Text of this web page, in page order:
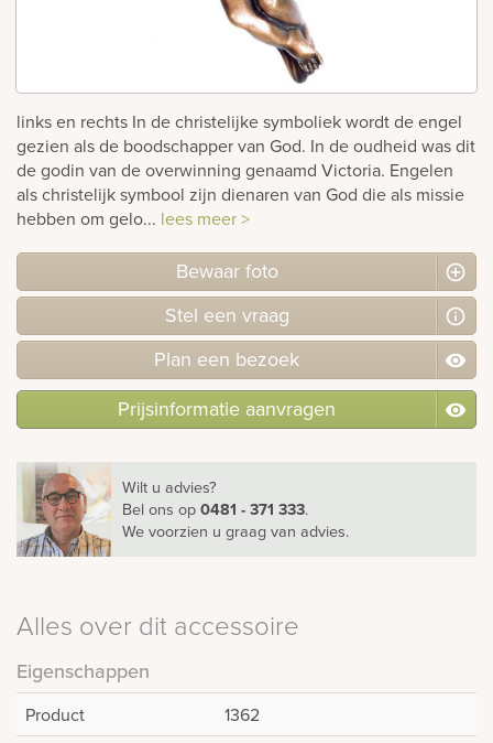
links en rechts In de christelijke symboliek wordt de engel
gezien als de boodschapper van God. In de oudheid was dit
de godin van de overwinning genaamd Victoria. Engelen
als christelijk symbool zijn dienaren van God die als missie
hebben om gelo... lees meer >
Bewaar foto
Stel een vraag
Plan een bezoek
Prijsinformatie aanvragen
Wilt u advies?
Bel ons op0481 - 371 333.
We voorzien u graag van advies.
Alles over dit accessoire
Eigenschappen
Product
1362